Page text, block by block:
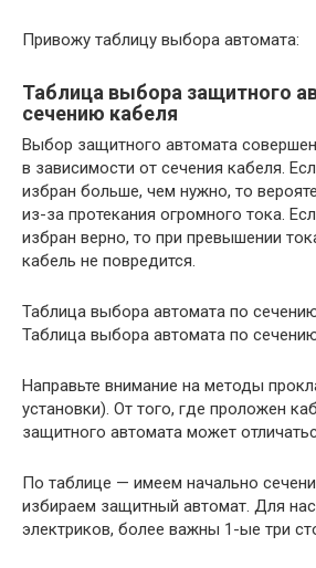
Привожу таблицу выбора автомата:
Таблица выбора защитного
сечению кабеля
Выбор защитного автомата
в зависимости от сечения кабеля.
избран больше, чем нужно, то
из-за протекания огромного тока.
избран верно, то при превышении
кабель не повредится.
Таблица выбора автомата по
Таблица выбора автомата по
Направьте внимание на методы
установки). От того, где проложен
защитного автомата может
По таблице — имеем начально
избираем защитный автомат. Для
электриков, более важны 1-ые три